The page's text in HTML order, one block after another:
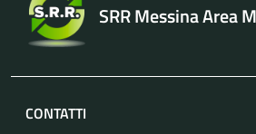
SRR Messina Area
CONTATTI